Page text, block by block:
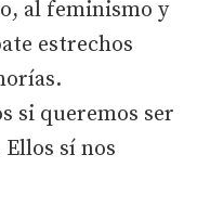
al feminismo y
estrechos
si queremos ser
sí nos